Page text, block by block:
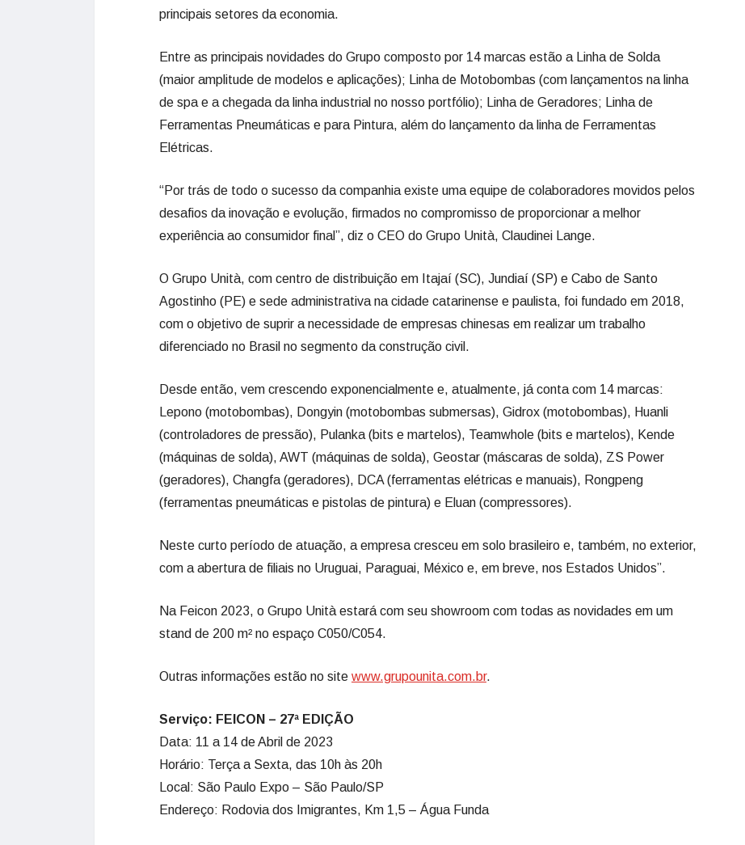
principais setores da economia.
Entre as principais novidades do Grupo composto por 14 marcas estão a Linha de Solda
(maior amplitude de modelos e aplicações); Linha de Motobombas (com lançamentos na linha
de spa e a chegada da linha industrial no nosso portfólio); Linha de Geradores; Linha de
Ferramentas Pneumáticas e para Pintura, além do lançamento da linha de Ferramentas
Elétricas.
“Por trás de todo o sucesso da companhia existe uma equipe de colaboradores movidos pelos
desafios da inovação e evolução, firmados no compromisso de proporcionar a melhor
experiência ao consumidor final”, diz o CEO do Grupo Unità, Claudinei Lange.
O Grupo Unità, com centro de distribuição em Itajaí (SC), Jundiaí (SP) e Cabo de Santo
Agostinho (PE) e sede administrativa na cidade catarinense e paulista, foi fundado em 2018,
com o objetivo de suprir a necessidade de empresas chinesas em realizar um trabalho
diferenciado no Brasil no segmento da construção civil.
Desde então, vem crescendo exponencialmente e, atualmente, já conta com 14 marcas:
Lepono (motobombas), Dongyin (motobombas submersas), Gidrox (motobombas), Huanli
(controladores de pressão), Pulanka (bits e martelos), Teamwhole (bits e martelos), Kende
(máquinas de solda), AWT (máquinas de solda), Geostar (máscaras de solda), ZS Power
(geradores), Changfa (geradores), DCA (ferramentas elétricas e manuais), Rongpeng
(ferramentas pneumáticas e pistolas de pintura) e Eluan (compressores).
Neste curto período de atuação, a empresa cresceu em solo brasileiro e, também, no exterior,
com a abertura de filiais no Uruguai, Paraguai, México e, em breve, nos Estados Unidos”.
Na Feicon 2023, o Grupo Unità estará com seu showroom com todas as novidades em um
stand de 200 m² no espaço C050/C054.
Outras informações estão no site www.grupounita.com.br.
Serviço: FEICON – 27ª EDIÇÃO
Data: 11 a 14 de Abril de 2023
Horário: Terça a Sexta, das 10h às 20h
Local: São Paulo Expo – São Paulo/SP
Endereço: Rodovia dos Imigrantes, Km 1,5 – Água Funda